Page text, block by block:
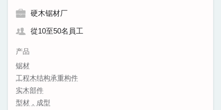
硬木锯材厂
從10至50名員工
产品
锯材
工程木结构承重构件
实木部件
型材，成型